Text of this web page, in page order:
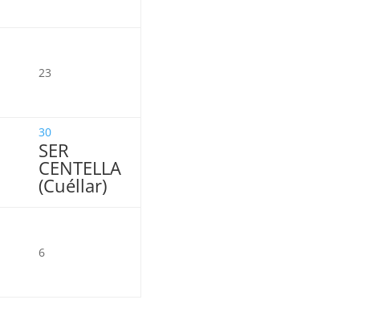
23
30
SER
CENTELLA
(Cuéllar)
6